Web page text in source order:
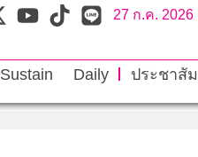
27 ก.ค. 2026
Sustain Daily ประชาสั